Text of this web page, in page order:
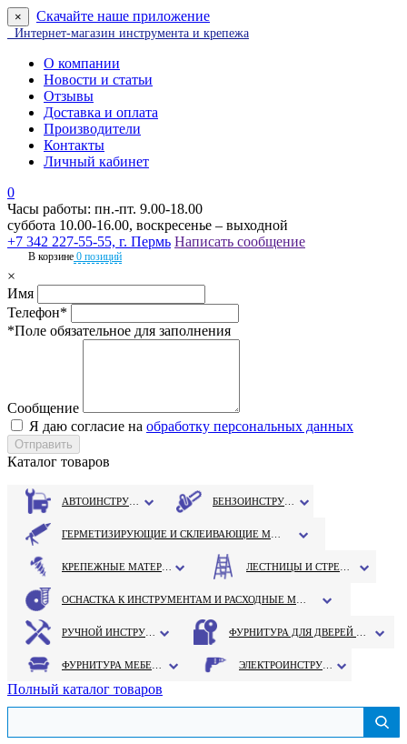
× Скачайте наше приложение
Интернет-магазин инструмента и крепежа
О компании
Новости и статьи
Отзывы
Доставка и оплата
Производители
Контакты
Личный кабинет
0
Часы работы: пн.-пт. 9.00-18.00
суббота 10.00-16.00, воскресенье – выходной
+7 342 227-55-55, г. Пермь Написать сообщение
В корзине 0 позиций
×
Имя
Телефон*
*Поле обязательное для заполнения
Сообщение
Я даю согласие на обработку персональных данных
Каталог товаров
Полный каталог товаров